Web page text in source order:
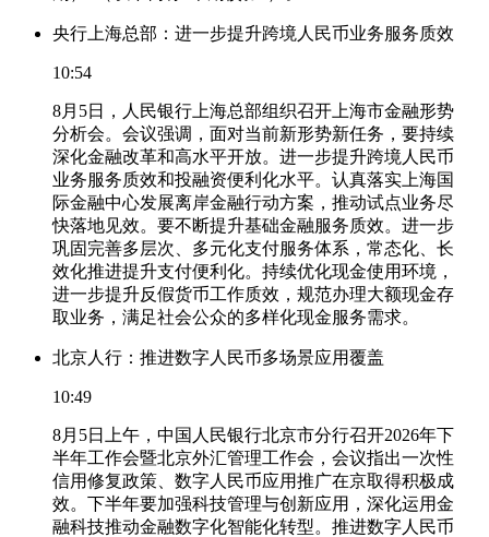
央行上海总部：进一步提升跨境人民币业务服务质效
10:54
8月5日，人民银行上海总部组织召开上海市金融形势
分析会。会议强调，面对当前新形势新任务，要持续
深化金融改革和高水平开放。进一步提升跨境人民币
业务服务质效和投融资便利化水平。认真落实上海国
际金融中心发展离岸金融行动方案，推动试点业务尽
快落地见效。要不断提升基础金融服务质效。进一步
巩固完善多层次、多元化支付服务体系，常态化、长
效化推进提升支付便利化。持续优化现金使用环境，
进一步提升反假货币工作质效，规范办理大额现金存
取业务，满足社会公众的多样化现金服务需求。
北京人行：推进数字人民币多场景应用覆盖
10:49
8月5日上午，中国人民银行北京市分行召开2026年下
半年工作会暨北京外汇管理工作会，会议指出一次性
信用修复政策、数字人民币应用推广在京取得积极成
效。下半年要加强科技管理与创新应用，深化运用金
融科技推动金融数字化智能化转型。推进数字人民币